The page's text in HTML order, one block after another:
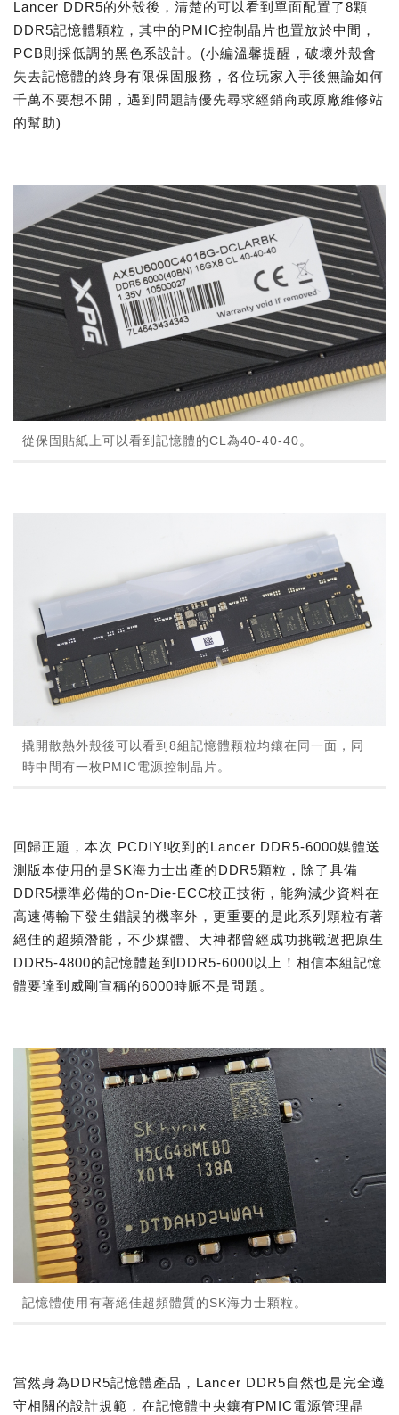
Lancer DDR5的外殼後，清楚的可以看到單面配置了8顆
DDR5記憶體顆粒，其中的PMIC控制晶片也置放於中間，
PCB則採低調的黑色系設計。(小編溫馨提醒，破壞外殼會
失去記憶體的終身有限保固服務，各位玩家入手後無論如何
千萬不要想不開，遇到問題請優先尋求經銷商或原廠維修站
的幫助)
從保固貼紙上可以看到記憶體的CL為40-40-40。
撬開散熱外殼後可以看到8組記憶體顆粒均鑲在同一面，同
時中間有一枚PMIC電源控制晶片。
回歸正題，本次 PCDIY!收到的Lancer DDR5-6000媒體送
測版本使用的是SK海力士出產的DDR5顆粒，除了具備
DDR5標準必備的On-Die-ECC校正技術，能夠減少資料在
高速傳輸下發生錯誤的機率外，更重要的是此系列顆粒有著
絕佳的超頻潛能，不少媒體、大神都曾經成功挑戰過把原生
DDR5-4800的記憶體超到DDR5-6000以上！相信本組記憶
體要達到威剛宣稱的6000時脈不是問題。
記憶體使用有著絕佳超頻體質的SK海力士顆粒。
當然身為DDR5記憶體產品，Lancer DDR5自然也是完全遵
守相關的設計規範，在記憶體中央鑲有PMIC電源管理晶